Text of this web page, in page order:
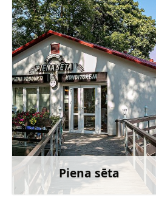
Piena sēta
Uzzināt vairāk